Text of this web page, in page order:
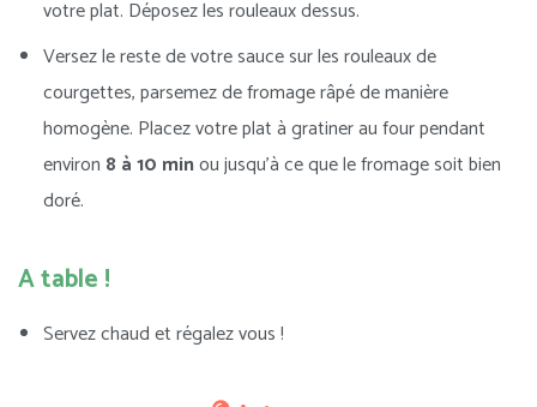
votre plat. Déposez les rouleaux dessus.
Versez le reste de votre sauce sur les rouleaux de
courgettes, parsemez de fromage râpé de manière
homogène. Placez votre plat à gratiner au four pendant
environ 8 à 10 minou jusqu’à ce que le fromage soit bien
doré.
A table !
Servez chaud et régalez vous !